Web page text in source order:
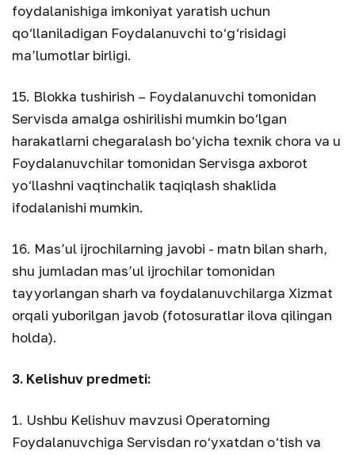
foydalanishiga imkoniyat yaratish uchun
qo‘llaniladigan Foydalanuvchi to‘g‘risidagi
ma’lumotlar birligi.
15. Blokka tushirish – Foydalanuvchi tomonidan
Servisda amalga oshirilishi mumkin bo‘lgan
harakatlarni chegaralash bo‘yicha texnik chora va u
Foydalanuvchilar tomonidan Servisga axborot
yo‘llashni vaqtinchalik taqiqlash shaklida
ifodalanishi mumkin.
16. Mas’ul ijrochilarning javobi - matn bilan sharh,
shu jumladan mas’ul ijrochilar tomonidan
tayyorlangan sharh va foydalanuvchilarga Xizmat
orqali yuborilgan javob (fotosuratlar ilova qilingan
holda).
3. Kelishuv predmeti:
1. Ushbu Kelishuv mavzusi Operatorning
Foydalanuvchiga Servisdan ro‘yxatdan o‘tish va